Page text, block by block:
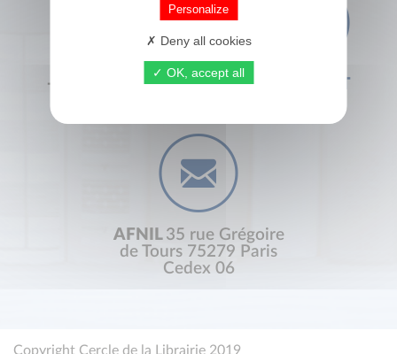
+33 (0) 1 44 41 29 19 CONTACT
AFNIL 35 rue Grégoire
de Tours 75279 Paris
Cedex 06
Copyright Cercle de la Librairie 2019
Personalize
Deny all cookies
OK, accept all